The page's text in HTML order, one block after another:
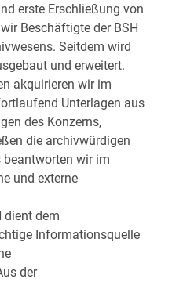
erste Erschließung von
Beschäftigte der BSH
Seitdem wird
und erweitert.
akquirieren wir im
Unterlagen aus
des Konzerns,
die archivwürdigen
beantworten wir im
und externe
dient dem
Informationsquelle
der